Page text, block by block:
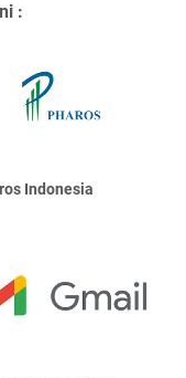
:
Indonesia